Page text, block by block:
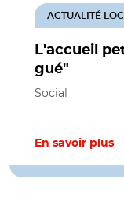
L'accueil
gué"
ACTUALITÉ
Social
En savoir plus